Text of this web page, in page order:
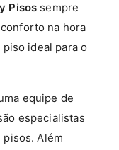
Pisos sempre
na hora
ideal para o
equipe de
especialistas
pisos. Além